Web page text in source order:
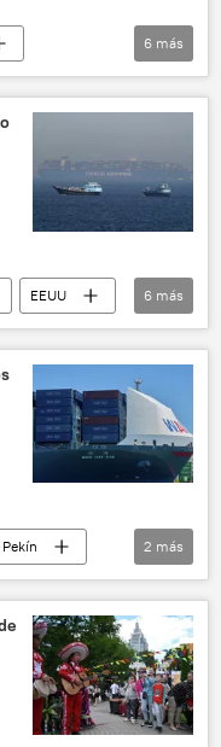
6 más
EEUU
petróleo
6 más
Pekín
2 más